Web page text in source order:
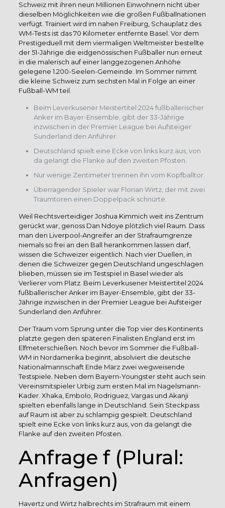
Schweiz mit ihren neun Millionen Einwohnern nicht über
dieselben Möglichkeiten wie die großen Fußballnationen
verfügt. Trainiert wird im nahen Freiburg, Schauplatz des
WM-Tests ist das 70 Kilometer entfernte Basel. Vor dem
Prestigeduell mit dem viermaligen Weltmeister bestellte
der 51-Jährige die eidgenössischen Fußballer nun erneut
in die malerisch auf einer langgezogenen Anhöhe
gelegene 1.200-Seelen-Gemeinde. Im Sommer nimmt
die kleine Schweiz zum sechsten Mal in Folge an einer
Fußball-WM teil.
Beim Leverkusener Meistertitel 2024 fußballerischer
Anker im Bayer-Ensemble, gibt der 33-Jährige
inzwischen in der Premier League bei Aufsteiger
Sunderland den Anführer.
Deutschland spielt eine Ecke von links kurz aus, von
da gelangt die Flanke auf den zweiten Pfosten.
Nur wenige Zentimeter trennen ihn vom Kopfballtor.
Überragender Spieler war Florian Wirtz, der mit zwei
Traumtoren einen Doppelpack schnürte.
Weil Rechtsverteidiger Joshua Kimmich weit ins Zentrum
gerückt war, genoss Dan Ndoye plötzlich viel Raum. Dass
man den Liverpool-Angreifer an der Strafraumgrenze
niemals so frei an den Ball herankommen lassen darf,
wissen die Schweizer eigentlich. Nach vier Duellen, in
denen die Schweizer gegen Deutschland ungeschlagen
blieben, müssen sie im Testspiel in Basel wieder als
Verlierer vom Platz. Beim Leverkusener Meistertitel 2024
fußballerischer Anker im Bayer-Ensemble, gibt der 33-
Jährige inzwischen in der Premier League bei Aufsteiger
Sunderland den Anführer.
Der Traum vom Sprung unter die Top vier des Kontinents
platzte gegen den späteren Finalisten England erst im
Elfmeterschießen. Noch bevor im Sommer die Fußball-
WM in Nordamerika beginnt, absolviert die deutsche
Nationalmannschaft Ende März zwei wegweisende
Testspiele. Neben dem Bayern-Youngster steht auch sein
Vereinsmitspieler Urbig zum ersten Mal im Nagelsmann-
Kader. Xhaka, Embolo, Rodriguez, Vargas und Akanji
spielten ebenfalls lange in Deutschland. Sein Steckpass
auf Raum ist aber zu schlampig gespielt. Deutschland
spielt eine Ecke von links kurz aus, von da gelangt die
Flanke auf den zweiten Pfosten.
Anfrage f (Plural:
Anfragen)
Havertz und Wirtz halbrechts im Strafraum mit einem